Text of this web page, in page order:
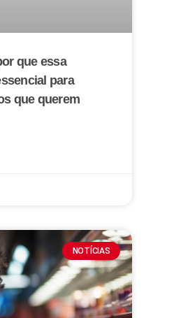
que essa
para
que querem
NOTÍCIAS